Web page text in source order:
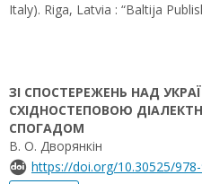
Italy). Riga, Latvia : “Baltija
ЗІ СПОСТЕРЕЖЕНЬ НАД
СХІДНОСТЕПОВОЮ
СПОГАДОМ
В. О. Дворянкін
https://doi.org/10.30525/